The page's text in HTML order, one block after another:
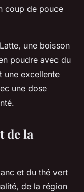
coup de pouce
, une boisson
poudre avec du
une excellente
une dose
de la
et du thé vert
de la région